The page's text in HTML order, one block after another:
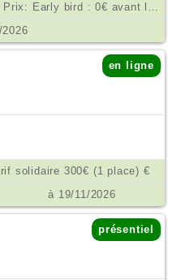
Prix: Early bird : 0€ avant le 15/09/26 10€ à partir du 16/09/26, payables à l’inscription rémunération de l’enseignante : sur la base d’une participation consciente. Pour vous donner un repère, elle pourrait se situer à partir de 50€. Votre inscription confirmée, vous recevrez les coordonnées bancaires de Nolwenn Huyart pour lui verser votre contribution €
2026
en ligne
solidaire 300€ (1 place) €
à 19/11/2026
présentiel